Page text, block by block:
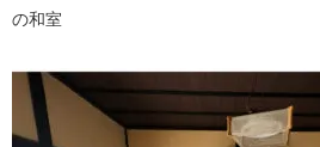
の和室